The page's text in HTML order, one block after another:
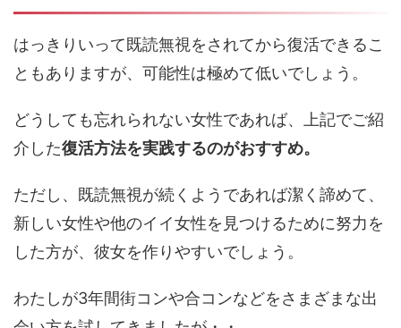
はっきりいって既読無視をされてから復活できるこ
ともありますが、可能性は極めて低いでしょう。
どうしても忘れられない女性であれば、上記でご紹
介した復活方法を実践するのがおすすめ。
ただし、既読無視が続くようであれば潔く諦めて、
新しい女性や他のイイ女性を見つけるために努力を
した方が、彼女を作りやすいでしょう。
わたしが3年間街コンや合コンなどをさまざまな出